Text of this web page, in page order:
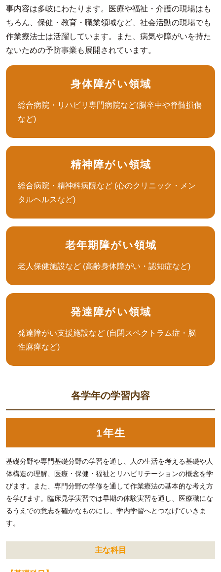
事内容は多岐にわたります。医療や福祉・介護の現場はも
ちろん、保健・教育・職業領域など、社会活動の現場でも
作業療法士は活躍しています。また、病気や障がいを持た
ないための予防事業も展開されています。
身体障がい領域
総合病院・リハビリ専門病院など(脳卒中や脊髄損傷
など)
精神障がい領域
総合病院・精神科病院など (心のクリニック・メン
タルヘルスなど)
老年期障がい領域
老人保健施設など (高齢身体障がい・認知症など)
発達障がい領域
発達障がい支援施設など (自閉スペクトラム症・脳
性麻痺など)
各学年の学習内容
1年生
基礎分野や専門基礎分野の学習を通し、人の生活を考える基礎や人
体構造の理解、医療・保健・福祉とリハビリテーションの概念を学
びます。また、専門分野の学修を通して作業療法の基本的な考え方
を学びます。臨床見学実習では早期の体験実習を通し、医療職にな
るうえでの意志を確かなものにし、学内学習へとつなげていきま
す。
主な科目